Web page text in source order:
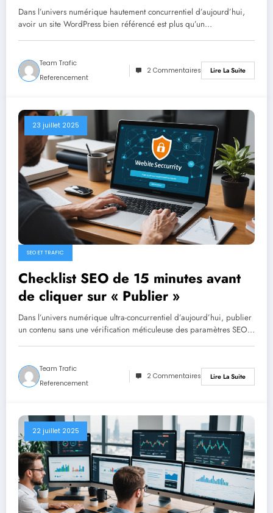
Dans l’univers numérique hautement concurrentiel d’aujourd’hui,
avoir un site WordPress bien référencé est plus qu’un…
Team Trafic
Referencement
2 Commentaires Lire La Suite
23 juillet 2025
SEO ET TRAFIC
Checklist SEO de 15 minutes avant
de cliquer sur « Publier »
Dans l’univers numérique ultra-concurrentiel d’aujourd’hui, publier
un contenu sans une vérification méticuleuse des paramètres SEO…
Team Trafic
Referencement
2 Commentaires Lire La Suite
22 juillet 2025